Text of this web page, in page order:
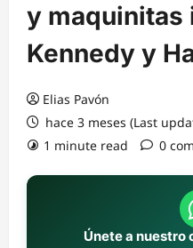
y maquinitas
Kennedy y
Elias Pavón
hace 3 meses (Last
1 minute read
0
Únete a nuestro